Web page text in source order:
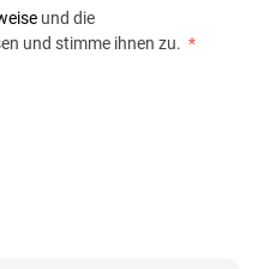
und die
und stimme ihnen zu. *